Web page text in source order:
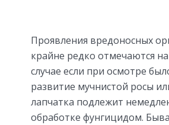
Проявления вредоносных
крайне редко отмечаются
случае если при осмотре
развитие мучнистой росы
лапчатка подлежит
обработке фунгицидом.